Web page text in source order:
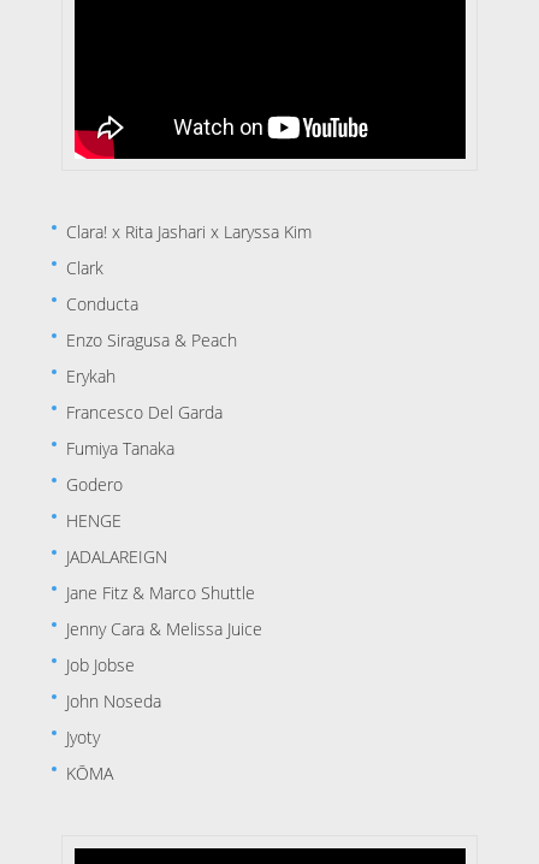
Clara! x Rita Jashari x Laryssa Kim
Clark
Conducta
Enzo Siragusa & Peach
Erykah
Francesco Del Garda
Fumiya Tanaka
Godero
HENGE
JADALAREIGN
Jane Fitz & Marco Shuttle
Jenny Cara & Melissa Juice
Job Jobse
John Noseda
Jyoty
KŌMA